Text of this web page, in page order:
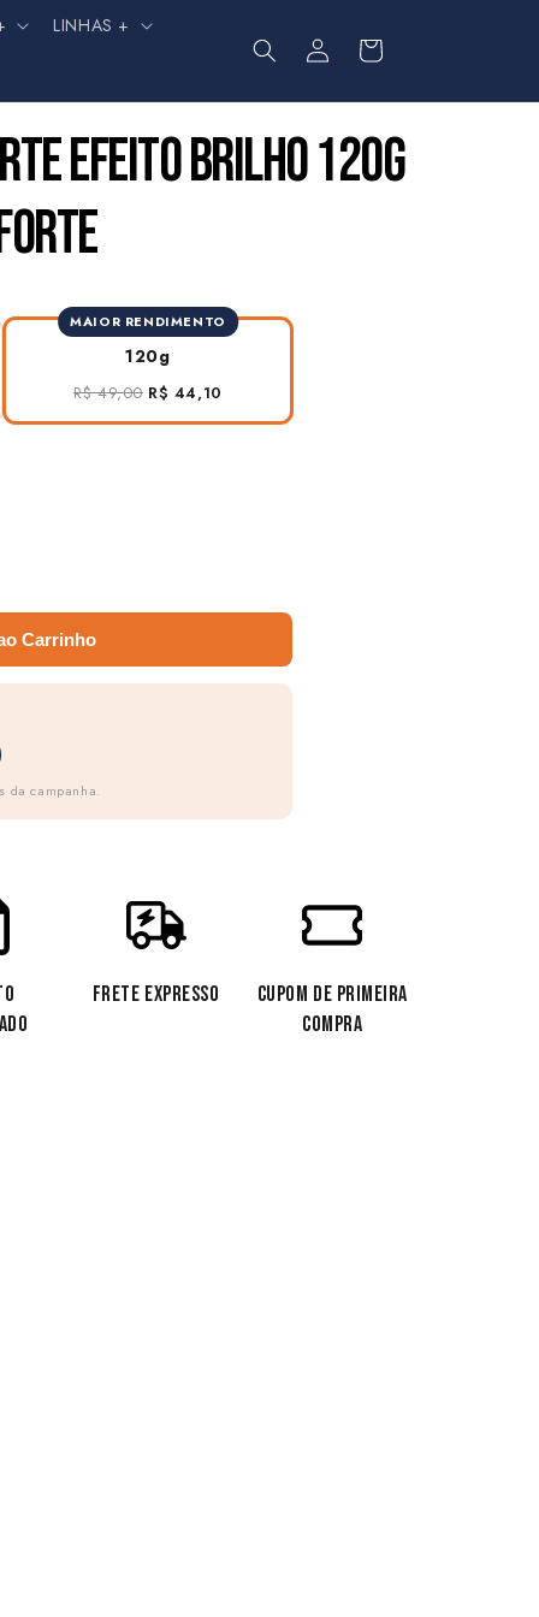
LINHAS +
Fazer
login
Carrinho
EFEITO BRILHO 120G
MAIOR RENDIMENTO
120g
R$ 49,00 R$ 44,10
Carrinho
da campanha.
FRETE EXPRESSO
CUPOM DE PRIMEIRA
COMPRA